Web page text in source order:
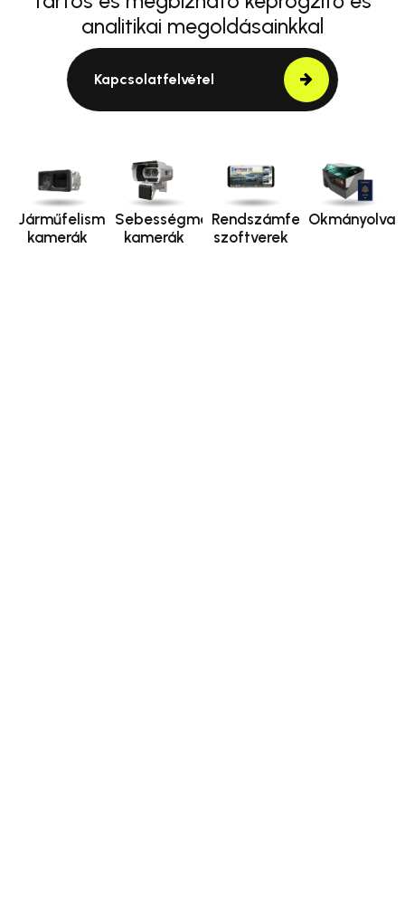
analitikai megoldásainkkal
Kapcsolatfelvétel
Járműfelismerő
kamerák
Sebességmérő
kamerák
Rendszámfelismerő
szoftverek